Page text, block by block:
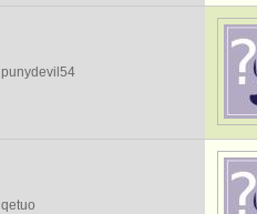
punydevil54
qetuo